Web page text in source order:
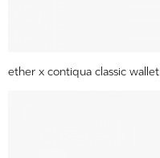
ether x contiqua classic wallet